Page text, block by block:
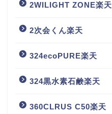
2WILIGHT ZONE楽天
2次会くん楽天
324ecoPURE楽天
324黒水素石鹸楽天
360CLRUS C50楽天